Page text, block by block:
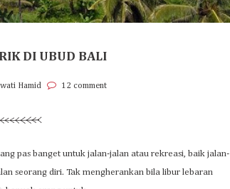
DI UBUD BALI
Hamid 12 comment
pas banget untuk jalan-jalan atau rekreasi, baik jalan-
seorang diri. Tak mengherankan bila libur lebaran